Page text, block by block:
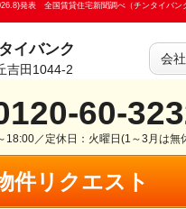
発表 全国賃貸住宅新聞調べ（チンタイバン
イバンク
吉田1044-2
会
60-
18:00／定休日：火曜日(1～3月は無
件リクエスト